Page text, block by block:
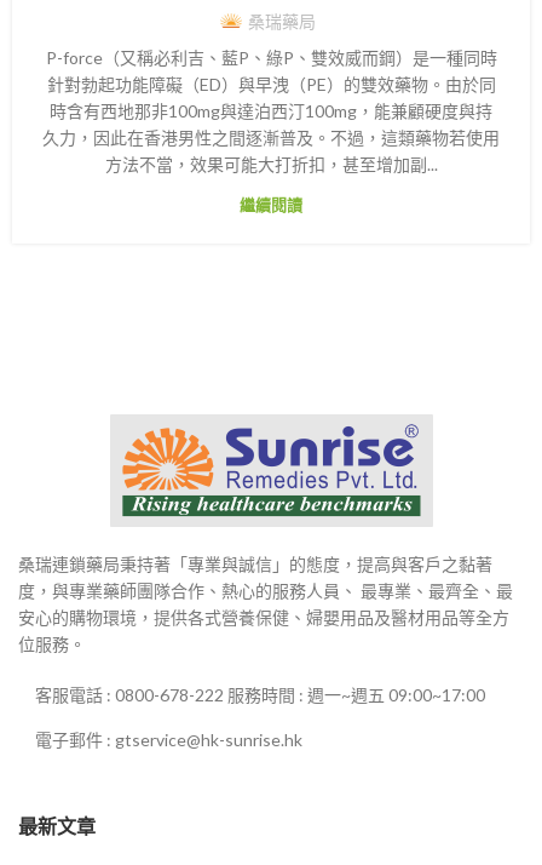
桑瑞藥局
P-force（又稱必利吉、藍P、綠P、雙效威而鋼）是一種同時
針對勃起功能障礙（ED）與早洩（PE）的雙效藥物。由於同
時含有西地那非100mg與達泊西汀100mg，能兼顧硬度與持
久力，因此在香港男性之間逐漸普及。不過，這類藥物若使用
方法不當，效果可能大打折扣，甚至增加副...
繼續閱讀
桑瑞連鎖藥局秉持著「專業與誠信」的態度，提高與客戶之黏著
度，與專業藥師團隊合作、熱心的服務人員、 最專業、最齊全、最
安心的購物環境，提供各式營養保健、婦嬰用品及醫材用品等全方
位服務。
客服電話 : 0800-678-222 服務時間 : 週一~週五 09:00~17:00
電子郵件 : gtservice@hk-sunrise.hk
最新文章